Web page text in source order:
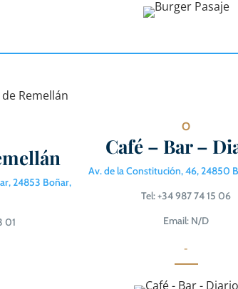
24853 Boñar,
01
O
Café – Bar –
Av. de la Constitución, 46, 24850
Tel: +34 987 74 15 06
Email: N/D
-